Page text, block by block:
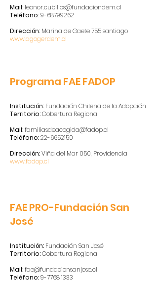
Mail: leonor.cubillos@fundaciondem.cl
Teléfono:9-68799262
Dirección: Marina de Gaete 755 santiago
www.agogerdem.cl
Programa FAE FADOP
Institución: Fundación Chilena de la Adopción
Territorio:Cobertura Regional
Mail:familiasdeacogida@fadop.cl
Teléfono:22-6652150
Dirección:Viña del Mar 050, Providencia
www.fadop.cl
FAE PRO-Fundación San
José
Institución: Fundación San José
Territorio:Cobertura Regional
Mail:fae@fundacionsanjose.cl
Teléfono:9-7768 1333